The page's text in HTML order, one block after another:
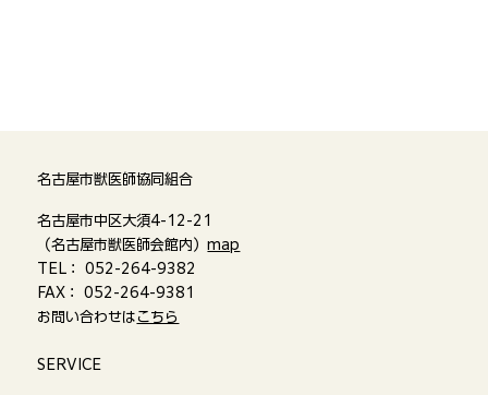
名古屋市獣医師協同組合
名古屋市中区大須4-12-21
（名古屋市獣医師会館内）map
TEL： 052-264-9382
FAX： 052-264-9381
お問い合わせはこちら
​SERVICE